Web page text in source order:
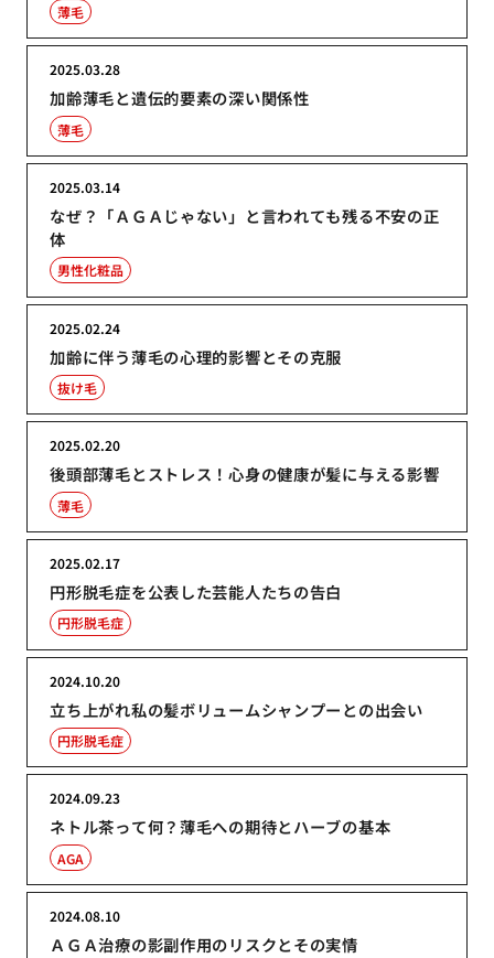
薄毛
加齢薄毛と遺伝的要素の深い関係性
2025.03.28
薄毛
なぜ？「ＡＧＡじゃない」と言われても残る不安の正
体
2025.03.14
男性化粧品
加齢に伴う薄毛の心理的影響とその克服
2025.02.24
抜け毛
後頭部薄毛とストレス！心身の健康が髪に与える影響
2025.02.20
薄毛
円形脱毛症を公表した芸能人たちの告白
2025.02.17
円形脱毛症
立ち上がれ私の髪ボリュームシャンプーとの出会い
2024.10.20
円形脱毛症
ネトル茶って何？薄毛への期待とハーブの基本
2024.09.23
AGA
ＡＧＡ治療の影副作用のリスクとその実情
2024.08.10